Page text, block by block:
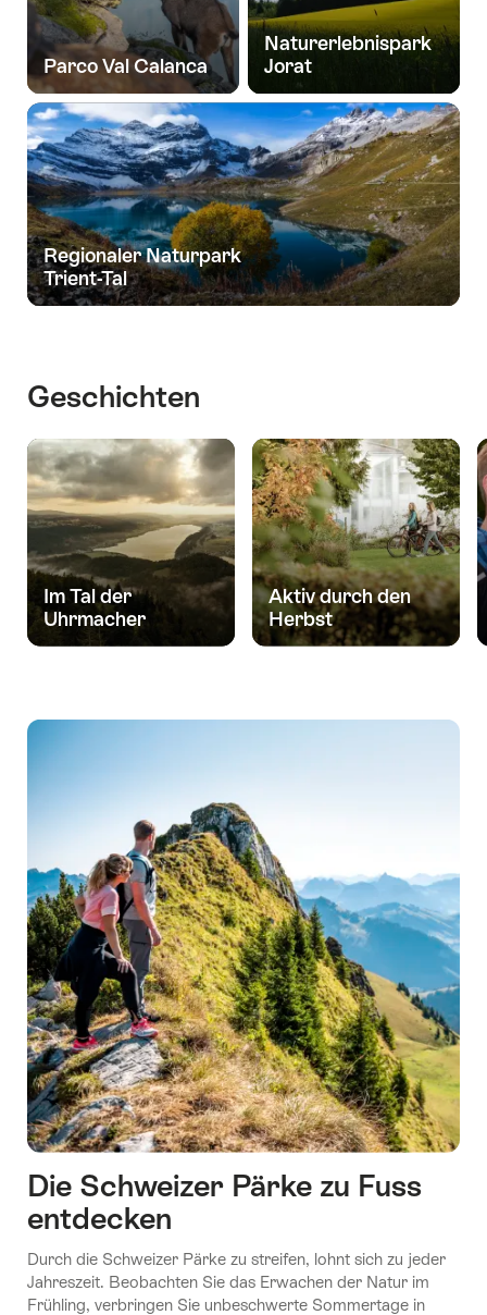
Parco Val Calanca
Naturerlebnispark
Jorat
Regionaler Naturpark
Trient-Tal
Geschichten
Im Tal der
Uhrmacher
Aktiv durch den
Herbst
Die Schweizer Pärke zu Fuss
entdecken
Durch die Schweizer Pärke zu streifen, lohnt sich zu jeder
Jahreszeit. Beobachten Sie das Erwachen der Natur im
Frühling, verbringen Sie unbeschwerte Sommertage in